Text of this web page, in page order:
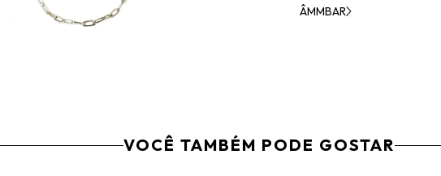
ÂMMBAR
VOCÊ TAMBÉM PODE GOSTAR